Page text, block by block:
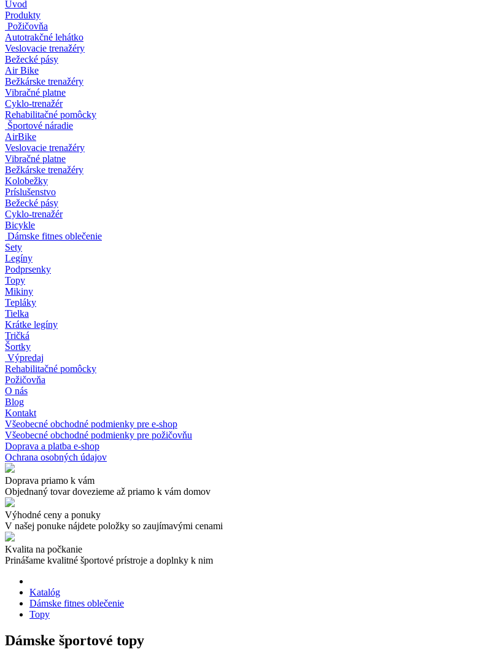
Úvod
Produkty
Požičovňa
Autotrakčné lehátko
Veslovacie trenažéry
Bežecké pásy
Air Bike
Bežkárske trenažéry
Vibračné platne
Cyklo-trenažér
Rehabilitačné pomôcky
Športové náradie
AirBike
Veslovacie trenažéry
Vibračné platne
Bežkárske trenažéry
Kolobežky
Príslušenstvo
Bežecké pásy
Cyklo-trenažér
Bicykle
Dámske fitnes oblečenie
Sety
Legíny
Podprsenky
Topy
Mikiny
Tepláky
Tielka
Krátke legíny
Tričká
Šortky
Výpredaj
Rehabilitačné pomôcky
Požičovňa
O nás
Blog
Kontakt
Všeobecné obchodné podmienky pre e-shop
Všeobecné obchodné podmienky pre požičovňu
Doprava a platba e-shop
Ochrana osobných údajov
Doprava priamo k vám
Objednaný tovar dovezieme až priamo k vám domov
Výhodné ceny a ponuky
V našej ponuke nájdete položky so zaujímavými cenami
Kvalita na počkanie
Prinášame kvalitné športové prístroje a doplnky k nim
Katalóg
Dámske fitnes oblečenie
Topy
Dámske športové topy